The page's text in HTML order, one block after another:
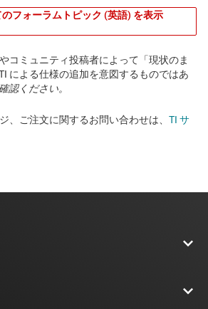
フォーラムトピック (英語) を表示
コミュニティ投稿者によって「現状のま
による仕様の追加を意図するものではあ
認ください。
、ご注文に関するお問い合わせは、 TI サ